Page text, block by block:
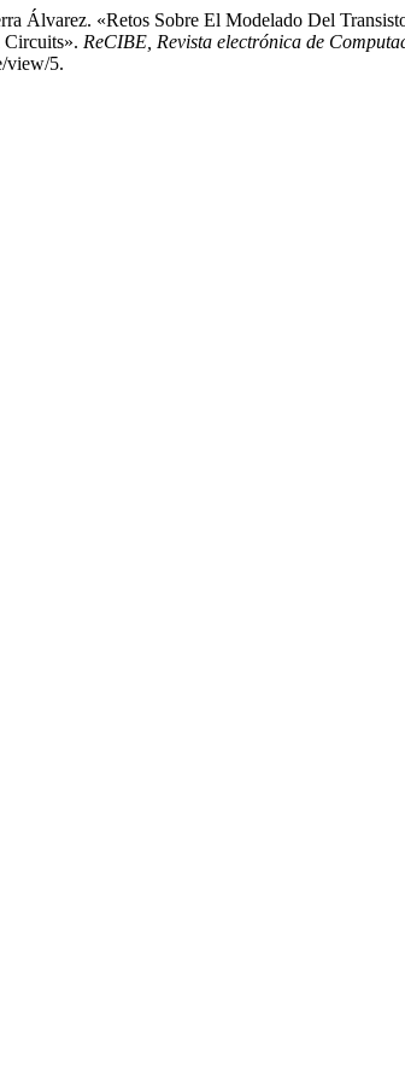
Álvarez. «Retos Sobre El Modelado Del
Circuits». ReCIBE, Revista electrónica de
view/5.